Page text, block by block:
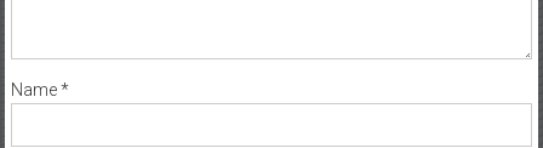
Name*